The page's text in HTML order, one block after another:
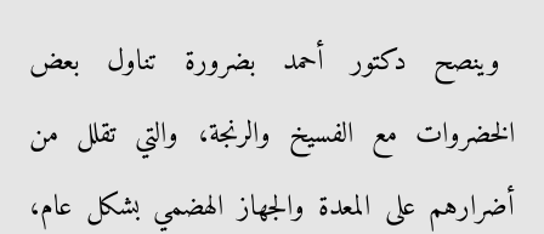
وينصح دكتور أحمد بضرورة تناول بعض
الخضروات مع الفسيخ والرنجة، والتي تقلل من
أضرارهم على المعدة والجهاز الهضمي بشكل عام،